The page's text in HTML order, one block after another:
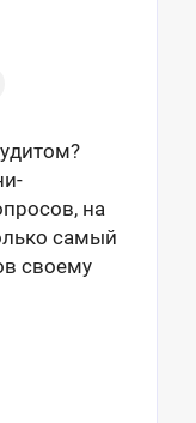
на
самый
своему